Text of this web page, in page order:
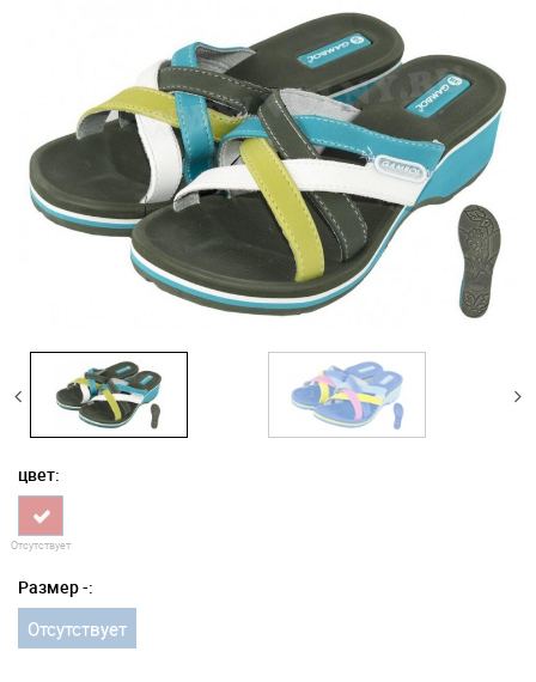
цвет:
Отсутствует
Размер -:
Отсутствует